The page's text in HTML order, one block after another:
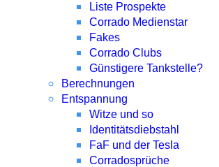
Liste Prospekte
Corrado Medienstar
Fakes
Corrado Clubs
Günstigere Tankstelle?
Berechnungen
Entspannung
Witze und so
Identitätsdiebstahl
FaF und der Tesla
Corradosprüche